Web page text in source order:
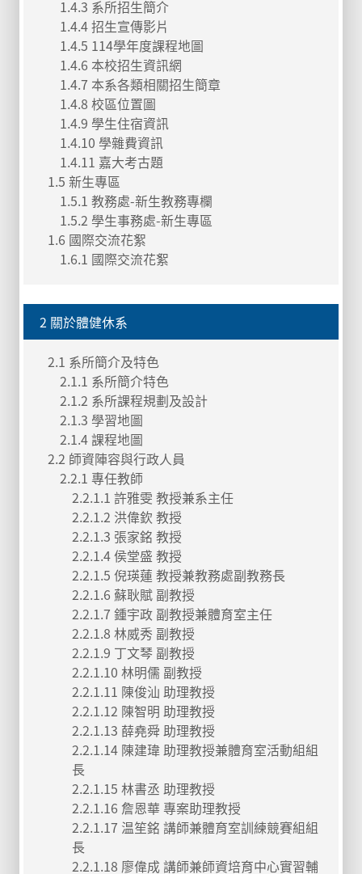
1.4.3 系所招生簡介
1.4.4 招生宣傳影片
1.4.5 114學年度課程地圖
1.4.6 本校招生資訊網
1.4.7 本系各類相關招生簡章
1.4.8 校區位置圖
1.4.9 學生住宿資訊
1.4.10 學雜費資訊
1.4.11 嘉大考古題
1.5 新生專區
1.5.1 教務處-新生教務專欄
1.5.2 學生事務處-新生專區
1.6 國際交流花絮
1.6.1 國際交流花絮
2 關於體健休系
2.1 系所簡介及特色
2.1.1 系所簡介特色
2.1.2 系所課程規劃及設計
2.1.3 學習地圖
2.1.4 課程地圖
2.2 師資陣容與行政人員
2.2.1 專任教師
2.2.1.1 許雅雯 教授兼系主任
2.2.1.2 洪偉欽 教授
2.2.1.3 張家銘 教授
2.2.1.4 侯堂盛 教授
2.2.1.5 倪瑛蓮 教授兼教務處副教務長
2.2.1.6 蘇耿賦 副教授
2.2.1.7 鍾宇政 副教授兼體育室主任
2.2.1.8 林威秀 副教授
2.2.1.9 丁文琴 副教授
2.2.1.10 林明儒 副教授
2.2.1.11 陳俊汕 助理教授
2.2.1.12 陳智明 助理教授
2.2.1.13 薛堯舜 助理教授
2.2.1.14 陳建瑋 助理教授兼體育室活動組組
長
2.2.1.15 林書丞 助理教授
2.2.1.16 詹恩華 專案助理教授
2.2.1.17 温笙銘 講師兼體育室訓練競賽組組
長
2.2.1.18 廖偉成 講師兼師資培育中心實習輔